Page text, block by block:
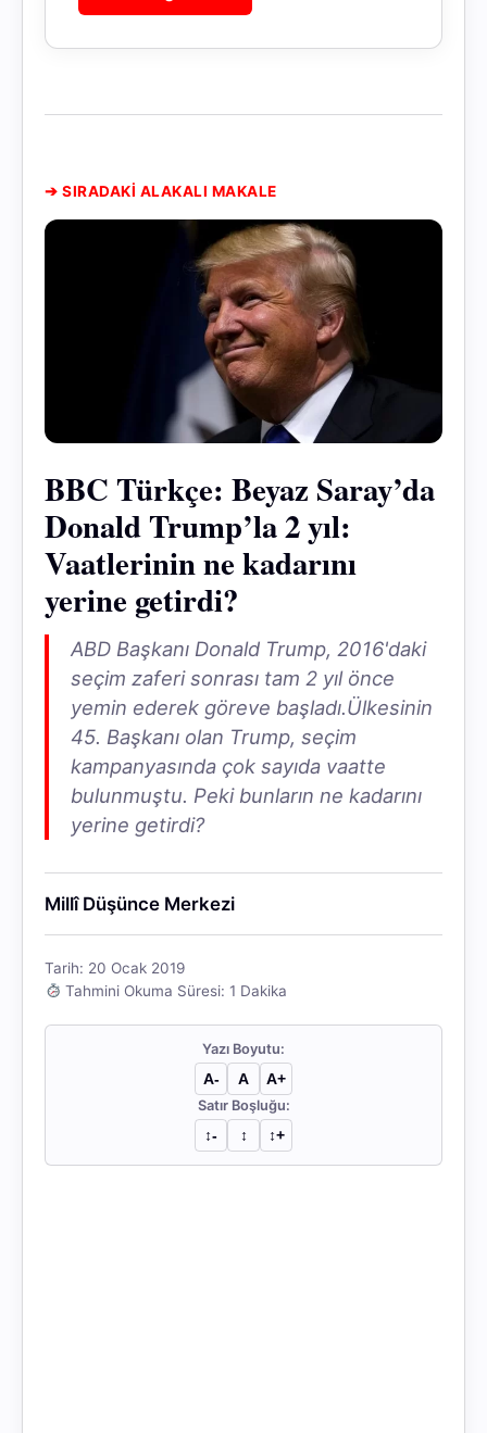
➔ SIRADAKİ ALAKALI MAKALE
BBC Türkçe: Beyaz Saray’da
Donald Trump’la 2 yıl:
Vaatlerinin ne kadarını
yerine getirdi?
ABD Başkanı Donald Trump, 2016'daki
seçim zaferi sonrası tam 2 yıl önce
yemin ederek göreve başladı.Ülkesinin
45. Başkanı olan Trump, seçim
kampanyasında çok sayıda vaatte
bulunmuştu. Peki bunların ne kadarını
yerine getirdi?
Millî Düşünce Merkezi
Tarih: 20 Ocak 2019
Tahmini Okuma Süresi: 1 Dakika
Yazı Boyutu:
A- A A+
Satır Boşluğu:
↕︎- ↕︎ ↕︎+